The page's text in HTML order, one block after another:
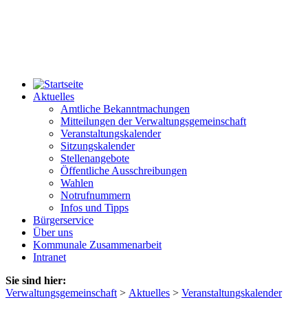
Aktuelles
Amtliche Bekanntmachungen
Mitteilungen der Verwaltungsgemeinschaft
Veranstaltungskalender
Sitzungskalender
Stellenangebote
Öffentliche Ausschreibungen
Wahlen
Notrufnummern
Infos und Tipps
Bürgerservice
Über uns
Kommunale Zusammenarbeit
Intranet
Sie sind hier:
Verwaltungsgemeinschaft > Aktuelles > Veranstaltungskalender